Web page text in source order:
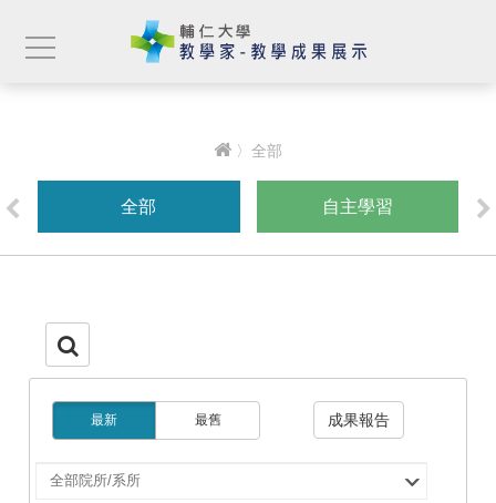
〉全部
全部 自主學習
最新 最舊 成果報告
選